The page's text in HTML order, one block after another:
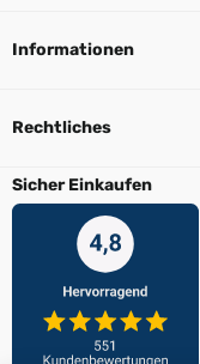
Informationen
Rechtliches
Sicher Einkaufen